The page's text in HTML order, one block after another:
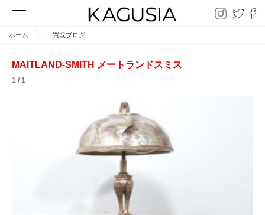
ホーム 買取ブログ
MAITLAND-SMITH メートランドスミス
1 / 1